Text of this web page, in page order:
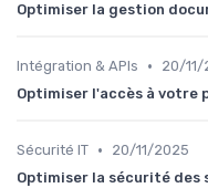
Optimiser la gestion
Intégration & APIs •
20/11/
Optimiser l'accès à votre
Sécurité IT •
20/11/2025
Optimiser la sécurité des